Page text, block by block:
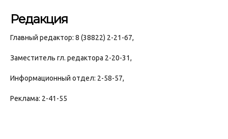
Редакция
Главный редактор: 8 (38822) 2-21-67,
Заместитель гл. редактора 2-20-31,
Информационный отдел: 2-58-57,
Реклама: 2-41-55